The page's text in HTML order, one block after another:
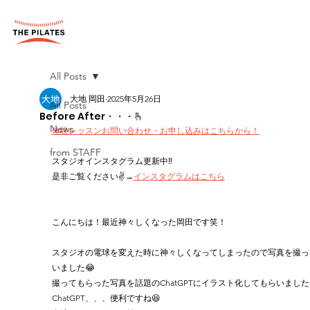
All Posts
News
from STAFF
All Posts
Before After・・・🫰
大地 岡田 2025年5月26日
体験レッスンお問い合わせ・お申し込みはこちらから！
スタジオインスタグラム更新中‼︎
是非ご覧ください✌️→ インスタグラムはこちら
こんにちは！最近神々しくなった岡田です笑！
スタジオの電球を変えた時に神々しくなってしまったので写真を撮
いました😂
撮ってもらった写真を話題のChatGPTにイラスト化してもらいまし
ChatGPT、、、便利ですね😆